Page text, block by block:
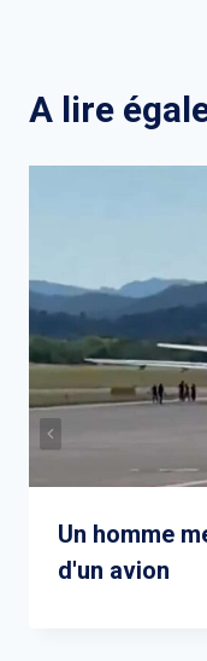
A lire
Un homme
d'un avion